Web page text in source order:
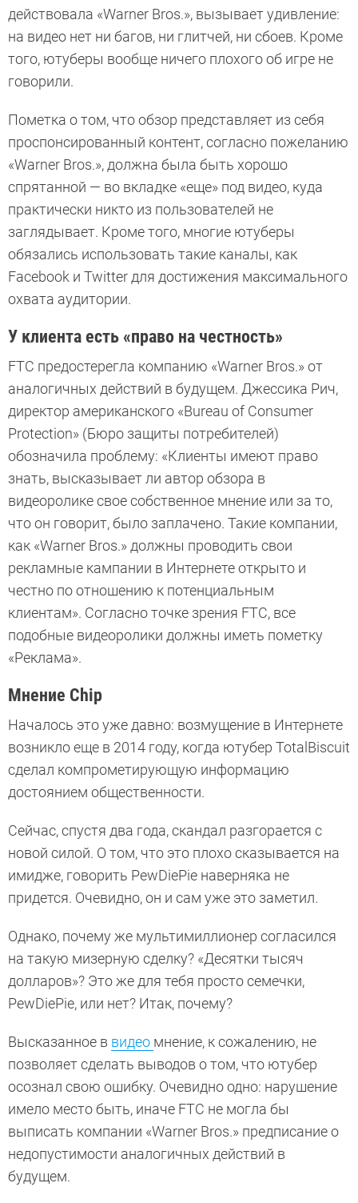
действовала «Warner Bros.», вызывает удивление:
на видео нет ни багов, ни глитчей, ни сбоев. Кроме
того, ютуберы вообще ничего плохого об игре не
говорили.
Пометка о том, что обзор представляет из себя
проспонсированный контент, согласно пожеланию
«Warner Bros.», должна была быть хорошо
спрятанной — во вкладке «еще» под видео, куда
практически никто из пользователей не
заглядывает. Кроме того, многие ютуберы
обязались использовать такие каналы, как
Facebook и Twitter для достижения максимального
охвата аудитории.
У клиента есть «право на честность»
FTC предостерегла компанию «Warner Bros.» от
аналогичных действий в будущем. Джессика Рич,
директор американского «Bureau of Consumer
Protection» (Бюро защиты потребителей)
обозначила проблему: «Клиенты имеют право
знать, высказывает ли автор обзора в
видеоролике свое собственное мнение или за то,
что он говорит, было заплачено. Такие компании,
как «Warner Bros.» должны проводить свои
рекламные кампании в Интернете открыто и
честно по отношению к потенциальным
клиентам». Согласно точке зрения FTC, все
подобные видеоролики должны иметь пометку
«Реклама».
Мнение Chip
Началось это уже давно: возмущение в Интернете
возникло еще в 2014 году, когда ютубер TotalBiscuit
сделал компрометирующую информацию
достоянием общественности.
Сейчас, спустя два года, скандал разгорается с
новой силой. О том, что это плохо сказывается на
имидже, говорить PewDiePie наверняка не
придется. Очевидно, он и сам уже это заметил.
Однако, почему же мультимиллионер согласился
на такую мизерную сделку? «Десятки тысяч
долларов»? Это же для тебя просто семечки,
PewDiePie, или нет? Итак, почему?
Высказанное в видео мнение, к сожалению, не
позволяет сделать выводов о том, что ютубер
осознал свою ошибку. Очевидно одно: нарушение
имело место быть, иначе FTC не могла бы
выписать компании «Warner Bros.» предписание о
недопустимости аналогичных действий в
будущем.